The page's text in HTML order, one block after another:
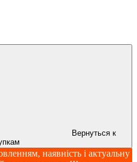
Вернуться к
наявність і актуальну